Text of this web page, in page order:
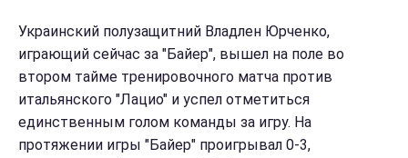
Украинский полузащитний Владлен Юрченко,
играющий сейчас за "Байер", вышел на поле во
втором тайме тренировочного матча против
итальянского "Лацио" и успел отметиться
единственным голом команды за игру. На
протяжении игры "Байер" проигрывал 0-3,